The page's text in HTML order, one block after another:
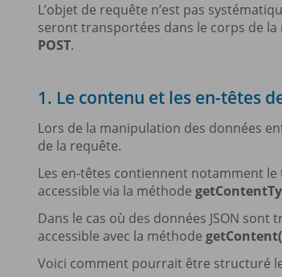
L’objet de requête n’est pas
seront transportées dans le corps de
POST.
1. Le contenu et les en-têtes
Lors de la manipulation des données
de la requête.
Les en-têtes contiennent notamment
accessible via la méthode
Dans le cas où des données JSON
accessible avec la méthode
Voici comment pourrait être structuré le